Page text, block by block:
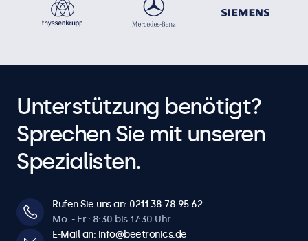
Unterstützung benötigt?
Sprechen Sie mit unseren
Spezialisten.
Rufen Sie uns an: 0211 38 78 95 62
Mo. - Fr.: 8:30 bis 17:30 Uhr
E-Mail an: info@beetronics.de